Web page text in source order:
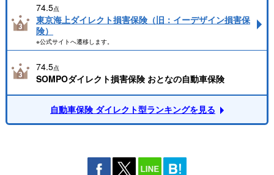
74.5点
東京海上ダイレクト損害保険（旧：イーデザイン損害保
険）
※公式サイトへ遷移します。
74.5点
SOMPOダイレクト損害保険 おとなの自動車保険
自動車保険 ダイレクト型ランキングを見る